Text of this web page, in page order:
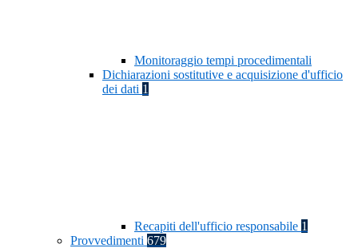
Monitoraggio tempi procedimentali
Dichiarazioni sostitutive e acquisizione d'ufficio
dei dati 1
Recapiti dell'ufficio responsabile 1
Provvedimenti 679